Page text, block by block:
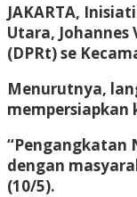
JAKARTA,
Utara,
(DPRt) se
Menurutnya,
mempersiapkan
“Pengangkatan
dengan
(10/5).